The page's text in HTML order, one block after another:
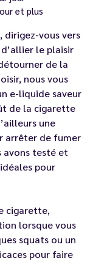
et plus
vous vers
le plaisir
de la
nous vous
e-liquide saveur
de la cigarette
une
arrêter de fumer
avons testé et
pour
cigarette,
lorsque vous
squats ou un
pour faire